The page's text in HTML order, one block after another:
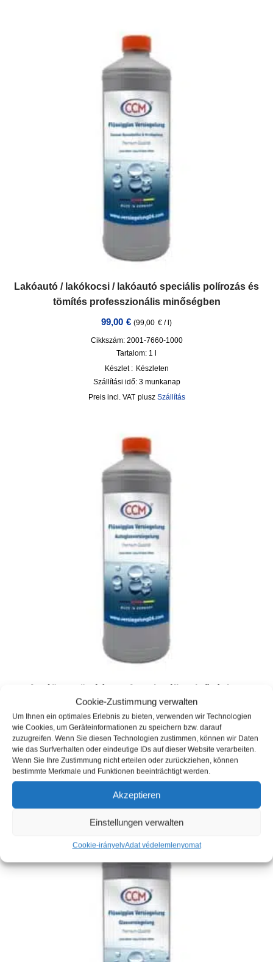
Cookie-Zustimmung verwalten
Um Ihnen ein optimales Erlebnis zu bieten, verwenden wir Technologien
wie Cookies, um Geräteinformationen zu speichern bzw. darauf
zuzugreifen. Wenn Sie diesen Technologien zustimmen, können wir Daten
wie das Surfverhalten oder eindeutige IDs auf dieser Website verarbeiten.
Wenn Sie Ihre Zustimmung nicht erteilen oder zurückziehen, können
bestimmte Merkmale und Funktionen beeinträchtigt werden.
Akzeptieren
Einstellungen verwalten
Cookie-irányelvAdat védelemlenyomat
Lakóautó / lakókocsi / lakóautó speciális polírozás és
tömítés professzionális minőségben
99,00 € (99,00 € / )
Cikkszám: 2001-7660-1000
Tartalom: 1 l
Készlet : Készleten
Szállítási idő: 3 munkanap
incl. VAT plusz Szállítás
Autóüveg tömítés professzionális minőségben
149,00 € 149,00
Cikkszám: 1002-7601
Tartalom: 1l
Készlet : Készleten
Szállítási idő:3 Werktage
incl. VAT pluszSzállítás